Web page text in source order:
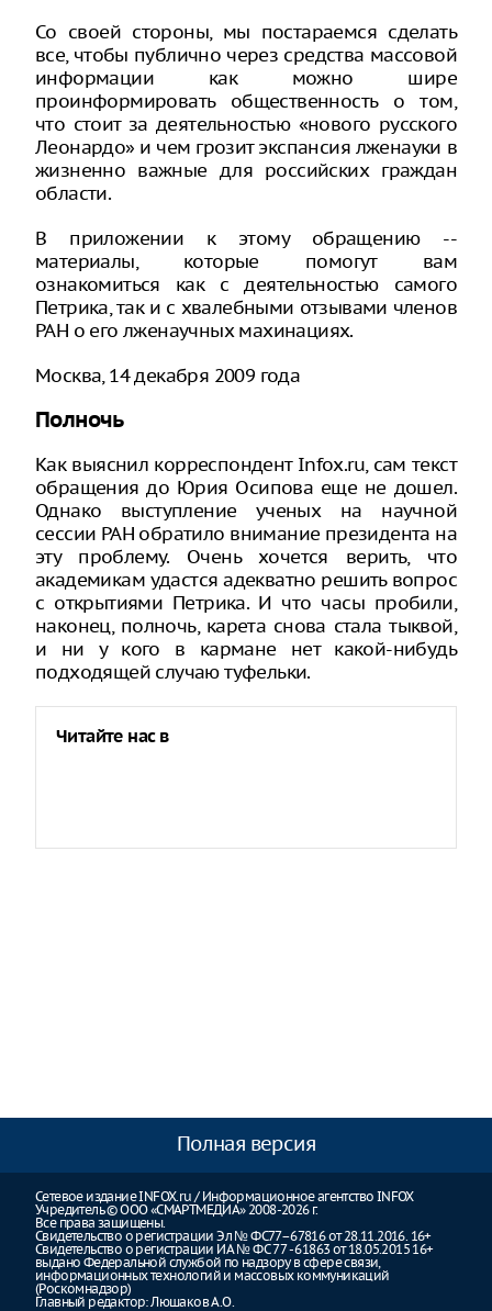
Со своей стороны, мы постараемся сделать
все, чтобы публично через средства массовой
информации как можно шире
проинформировать общественность о том,
что стоит за деятельностью «нового русского
Леонардо» и чем грозит экспансия лженауки в
жизненно важные для российских граждан
области.
В приложении к этому обращению --
материалы, которые помогут вам
ознакомиться как с деятельностью самого
Петрика, так и с хвалебными отзывами членов
РАН о его лженаучных махинациях.
Москва, 14 декабря 2009 года
Полночь
Как выяснил корреспондент Infox.ru, сам текст
обращения до Юрия Осипова еще не дошел.
Однако выступление ученых на научной
сессии РАН обратило внимание президента на
эту проблему. Очень хочется верить, что
академикам удастся адекватно решить вопрос
с открытиями Петрика. И что часы пробили,
наконец, полночь, карета снова стала тыквой,
и ни у кого в кармане нет какой-нибудь
подходящей случаю туфельки.
Читайте нас в
Полная версия
Сетевое издание INFOX.ru / Информационное агентство INFOX
Учредитель © ООО «СМАРТМЕДИА» 2008-2026 г.
Все права защищены.
Свидетельство о регистрации Эл № ФС77–67816 от 28.11.2016. 16+
Свидетельство о регистрации ИА № ФС 77 - 61863 от 18.05.2015 16+
выдано Федеральной службой по надзору в сфере связи,
информационных технологий и массовых коммуникаций
(Роскомнадзор)
Главный редактор: Люшаков А.О.